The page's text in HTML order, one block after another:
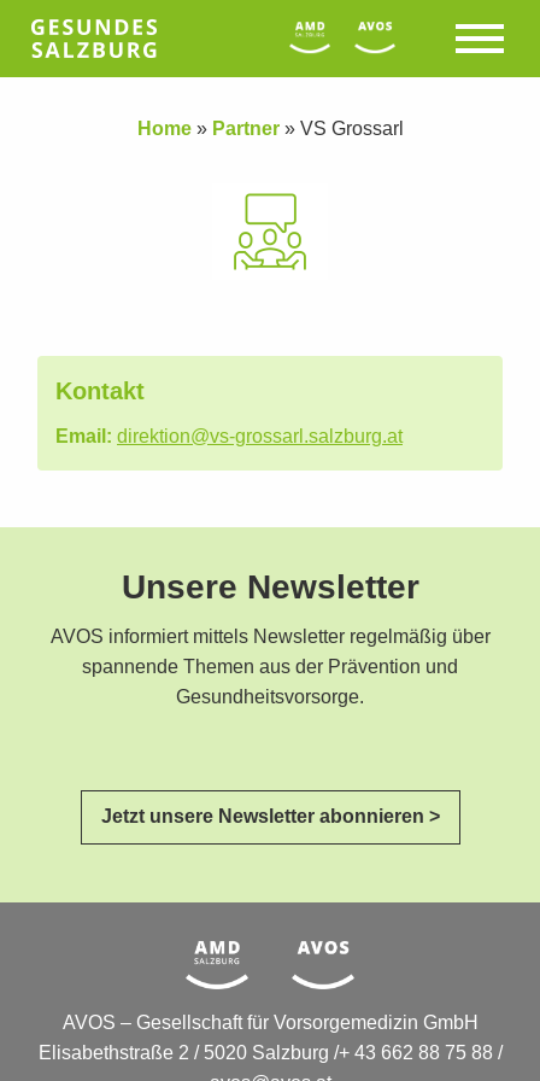
Home» Partner» VS Grossarl
Kontakt
Email: direktion@vs-grossarl.salzburg.at
Unsere Newsletter
AVOS informiert mittels Newsletter regelmäßig über
spannende Themen aus der Prävention und
Gesundheitsvorsorge.
Jetzt unsere Newsletter abonnieren >
AVOS – Gesellschaft für Vorsorgemedizin GmbH
Elisabethstraße 2 / 5020 Salzburg /+ 43 662 88 75 88 /